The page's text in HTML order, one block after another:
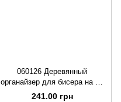
060126 Деревянный
органайзер для бисера на 14
ячеек с крышкой, Соты 2
241.00 грн